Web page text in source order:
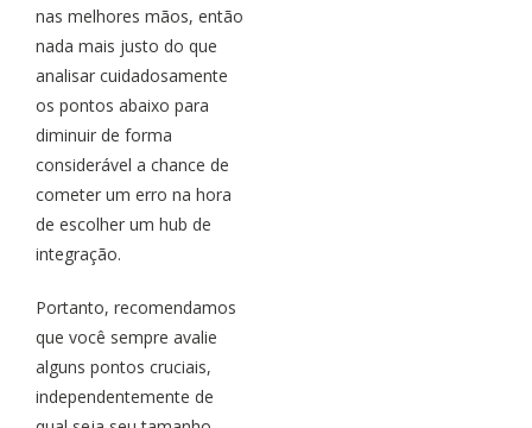
nas melhores mãos, então
nada mais justo do que
analisar cuidadosamente
os pontos abaixo para
diminuir de forma
considerável a chance de
cometer um erro na hora
de escolher um hub de
integração.
Portanto, recomendamos
que você sempre avalie
alguns pontos cruciais,
independentemente de